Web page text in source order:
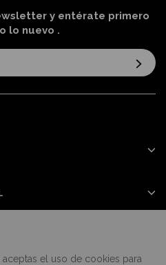
el uso de cookies para
y entérate primero
lo nuevo .